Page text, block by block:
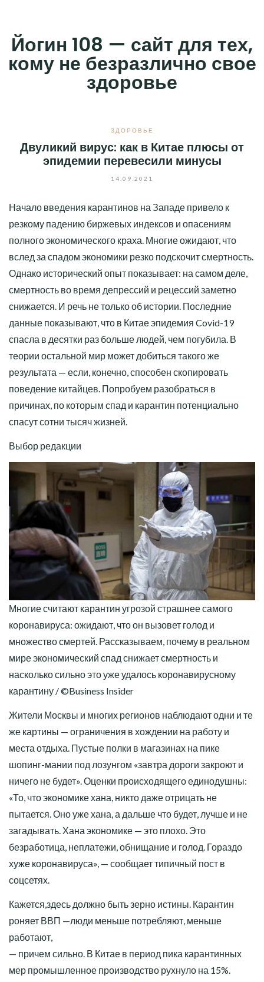
content
Йогин 108 — сайт для тех,
кому не безразлично свое
здоровье
ЗДОРОВЬЕ
Двуликий вирус: как в Китае плюсы от
эпидемии перевесили минусы
14.09.2021
Начало введения карантинов на Западе привело к
резкому падению биржевых индексов и опасениям
полного экономического краха. Многие ожидают, что
вслед за спадом экономики резко подскочит смертность.
Однако исторический опыт показывает: на самом деле,
смертность во время депрессий и рецессий заметно
снижается. И речь не только об истории. Последние
данные показывают, что в Китае эпидемия Covid-19
спасла в десятки раз больше людей, чем погубила. В
теории остальной мир может добиться такого же
результата — если, конечно, способен скопировать
поведение китайцев. Попробуем разобраться в
причинах, по которым спад и карантин потенциально
спасут сотни тысяч жизней.
Выбор редакции
Многие считают карантин угрозой страшнее самого
коронавируса: ожидают, что он вызовет голод и
множество смертей. Рассказываем, почему в реальном
мире экономический спад снижает смертность и
насколько сильно это уже удалось коронавирусному
карантину / ©Business Insider
Жители Москвы и многих регионов наблюдают одни и те
же картины — ограничения в хождении на работу и
места отдыха. Пустые полки в магазинах на пике
шопинг-мании под лозунгом «завтра дороги закроют и
ничего не будет». Оценки происходящего единодушны:
«То, что экономике хана, никто даже отрицать не
пытается. Оно уже хана, а дальше что будет, лучше и не
загадывать. Хана экономике — это плохо. Это
безработица, неплатежи, обнищание и голод. Гораздо
хуже коронавируса», — сообщает типичный пост в
соцсетях.
Кажется,здесь должно быть зерно истины. Карантин
роняет ВВП —люди меньше потребляют, меньше
работают,
— причем сильно. В Китае в период пика карантинных
мер промышленное производство рухнуло на 15%.